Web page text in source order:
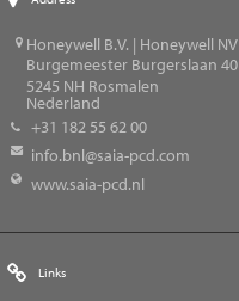
Honeywell B.V. | Honeywell NV
Burgemeester Burgerslaan 40
5245 NH Rosmalen
Nederland
+31 182 55 62 00
info.bnl@saia-pcd.com
www.saia-pcd.nl
Links